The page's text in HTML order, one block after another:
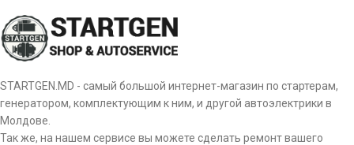
Диаметр зубчатки [ mm ]
Оборот CW
[:]
STARTGEN.MD - самый большой интернет-магазин по стартерам,
генератором, комплектующим к ним, и другой автоэлектрики в
Молдове.
Так же, на нашем сервисе вы можете сделать ремонт вашего